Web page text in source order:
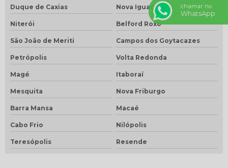
Duque de Caxias Nova Iguaçu
Niterói Belford Roxo
São João de Meriti Campos dos Goytacazes
Petrópolis Volta Redonda
Magé Itaboraí
Mesquita Nova Friburgo
Barra Mansa Macaé
Cabo Frio Nilópolis
Teresópolis Resende
chamar no
WhatsApp